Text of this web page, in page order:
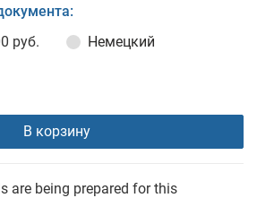
руб. Немецкий
В корзину
are being prepared for this